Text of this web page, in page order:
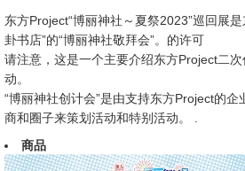
东方Project“博丽神社～夏祭2023”巡回展
卦书店”的“博丽神社敬拜会”。的许可
请注意，这是一个主要介绍东方Project二
动。
“博丽神社创计会”是由支持东方Project的
商和圈子来策划活动和特别活动。 .
商品